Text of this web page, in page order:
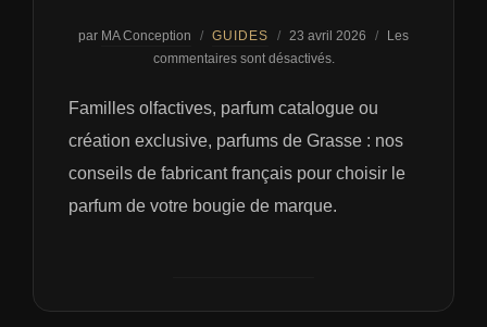
par MA Conception GUIDES
Publié
le
23 avril 2026
Les
commentaires sont désactivés.
Familles olfactives, parfum catalogue ou
création exclusive, parfums de Grasse : nos
conseils de fabricant français pour choisir le
parfum de votre bougie de marque.